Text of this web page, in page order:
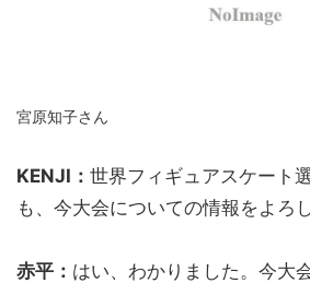
宮原知子さん
KENJI： 世界フィギュアスケート
も、今大会についての情報をよろ
赤平： はい、わかりました。今大